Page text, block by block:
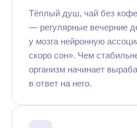
Тёплый душ, чай без
— регулярные вечерние
у мозга нейронную
скоро сон». Чем
организм начинает
в ответ на него.